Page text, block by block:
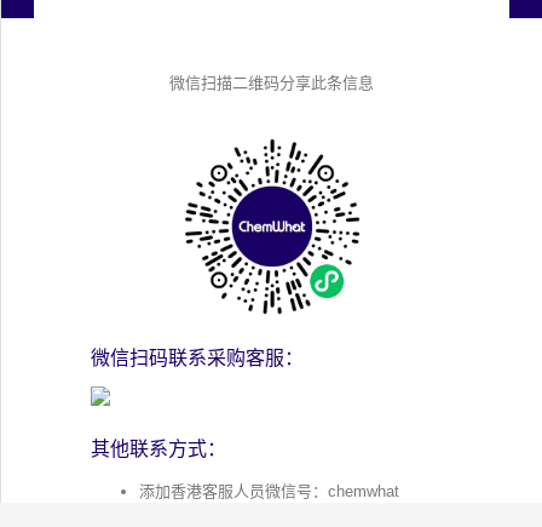
微信扫描二维码分享此条信息
微信扫码联系采购客服：
其他联系方式：
添加香港客服人员微信号：chemwhat